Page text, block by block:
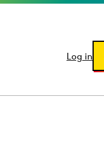
Log in
Log in